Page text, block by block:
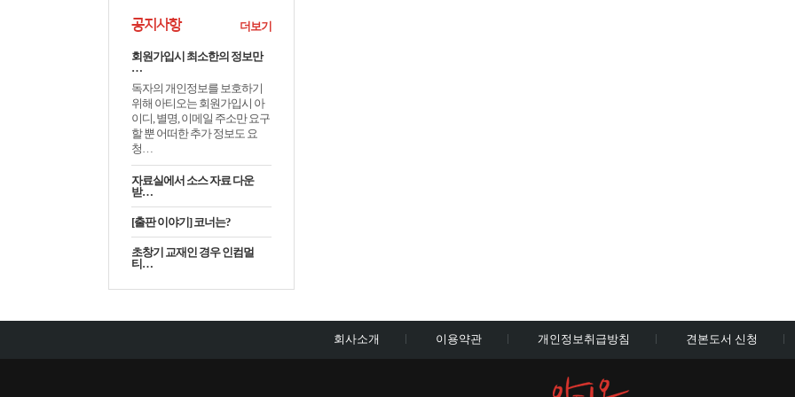
공지사항 더보기
회원가입시 최소한의 정보만
…
독자의 개인정보를 보호하기
위해 아티오는 회원가입시 아
이디, 별명, 이메일 주소만 요구
할 뿐 어떠한 추가 정보도 요
청…
자료실에서 소스 자료 다운
받…
[출판 이야기] 코너는?
초창기 교재인 경우 인컴멀
티…
회사소개 이용약관 개인정보취급방침 견본도서 신청